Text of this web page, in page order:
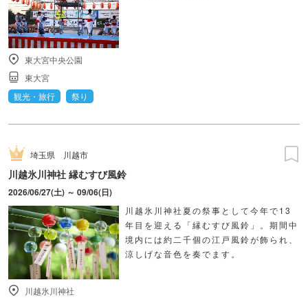
東大宮中央公園
東大宮
観光・旅行
祭り
埼玉県 川越市
川越氷川神社 縁むすび風鈴
2026/06/27(土) ～ 09/06(日)
川越氷川神社夏の祭事として今年で13
年目を迎える「縁むすび風鈴」。期間中
境内には約二千個の江戸風鈴が飾られ、
涼しげな音色を奏でます。
川越氷川神社